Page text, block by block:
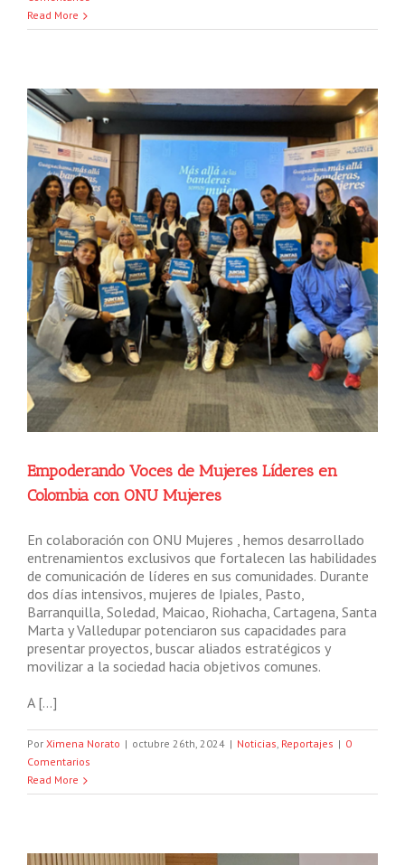
Read More
Empoderando Voces de Mujeres Líderes en
Colombia con ONU Mujeres
En colaboración con ONU Mujeres , hemos desarrollado
entrenamientos exclusivos que fortalecen las habilidades
de comunicación de líderes en sus comunidades. Durante
dos días intensivos, mujeres de Ipiales, Pasto,
Barranquilla, Soledad, Maicao, Riohacha, Cartagena, Santa
Marta y Valledupar potenciaron sus capacidades para
presentar proyectos, buscar aliados estratégicos y
movilizar a la sociedad hacia objetivos comunes.
A […]
Por Ximena Norato | octubre 26th, 2024 | Noticias, Reportajes | 0
Comentarios
Read More